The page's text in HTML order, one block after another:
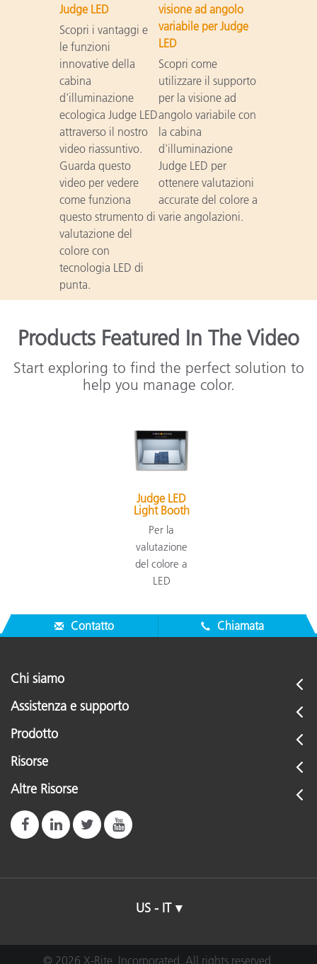
Judge LED
Scopri i vantaggi e
le funzioni
innovative della
cabina
d'illuminazione
ecologica Judge LED
attraverso il nostro
video riassuntivo.
Guarda questo
video per vedere
come funziona
questo strumento di
valutazione del
colore con
tecnologia LED di
punta.
visione ad angolo
variabile per Judge
LED
Scopri come
utilizzare il supporto
per la visione ad
angolo variabile con
la cabina
d'illuminazione
Judge LED per
ottenere valutazioni
accurate del colore a
varie angolazioni.
Products Featured In The Video
Start exploring to find the perfect solution to
help you manage color.
Judge LED
Light Booth
Per la
valutazione
del colore a
LED
Contatto Chiamata
Chi siamo
Assistenza e supporto
Prodotto
Risorse
Altre Risorse
US - IT
© 2026 X-Rite, Incorporated. All rights reserved.